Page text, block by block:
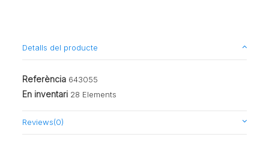
Detalls del producte
Referència 643055
En inventari 28 Elements
Reviews(0)